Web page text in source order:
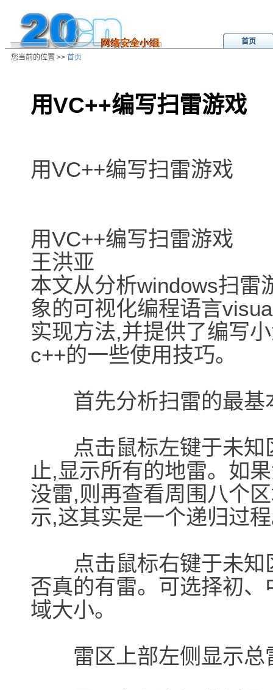
首页
您当前的位置 >> 首页
用VC++编写扫雷游戏
用VC++编写扫雷游戏
用VC++编写扫雷游戏
王洪亚
本文从分析windows扫雷
象的可视化编程语言
实现方法,并提供了编写
c++的一些使用技巧。
首先分析扫雷的最基
点击鼠标左键于未知
止,显示所有的地雷。如
没雷,则再查看周围八个
示,这其实是一个递归过
点击鼠标右键于未知
否真的有雷。可选择初
域大小。
雷区上部左侧显示总